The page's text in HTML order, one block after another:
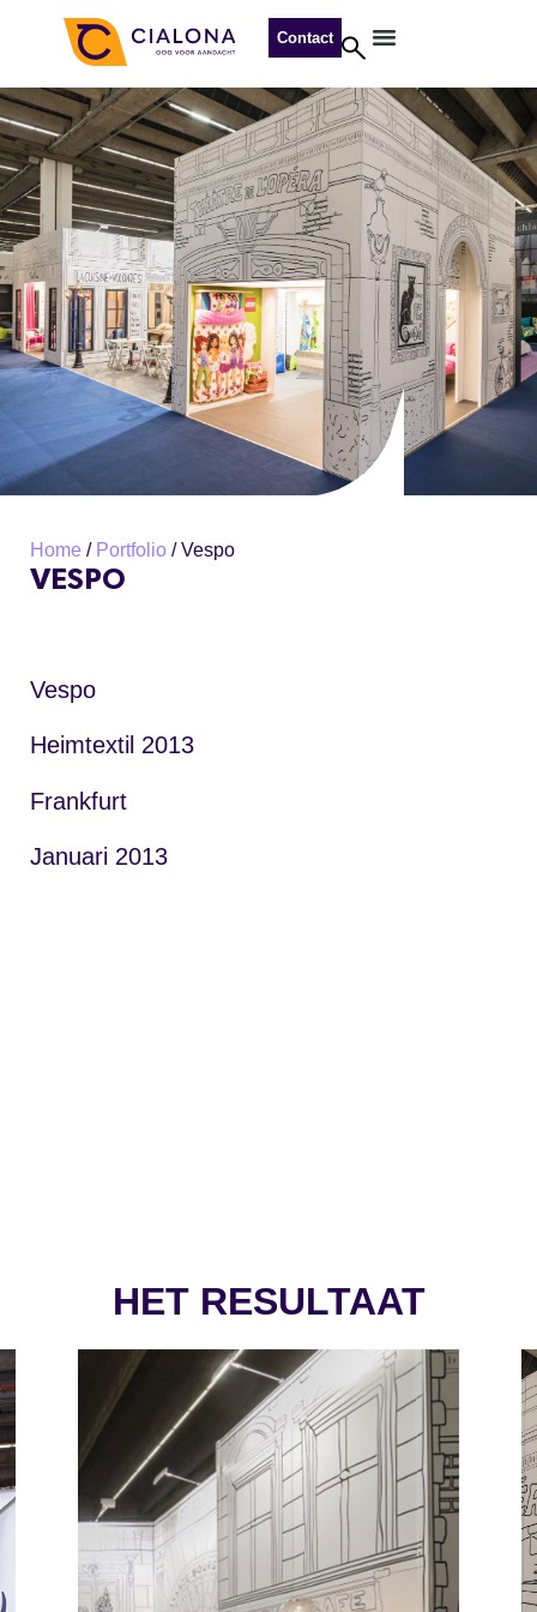
Contact
Home / Portfolio /Vespo
VESPO
Vespo
Heimtextil 2013
Frankfurt
Januari 2013
HET RESULTAAT